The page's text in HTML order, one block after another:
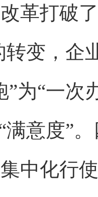
革打破
转变，
”为“一次
满意度”
中化行